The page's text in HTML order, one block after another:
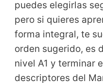
puedes elegirlas
pero si quieres
forma integral, te
orden sugerido, es
nivel A1 y terminar
descriptores del